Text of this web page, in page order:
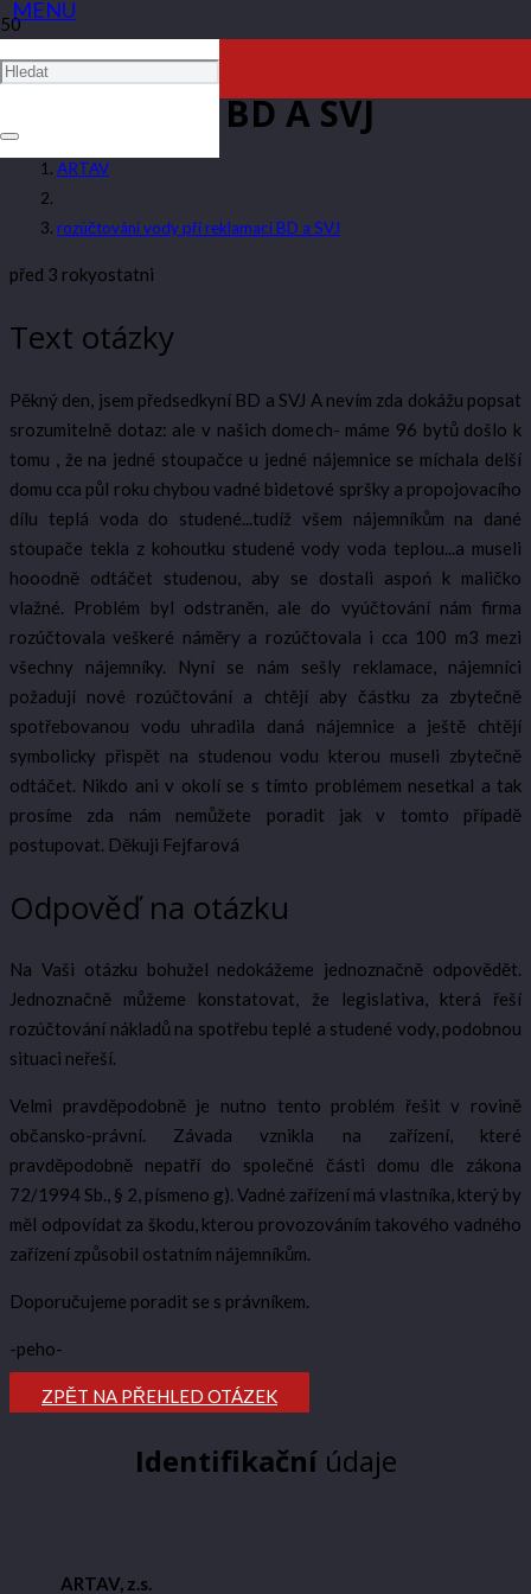
ROZÚČTOVÁNÍ VODY PŘI
REKLAMACI BD A SVJ
ARTAV
rozúčtování vody při reklamaci BD a SVJ
před 3 rokyostatni
Text otázky
Pěkný den, jsem předsedkyní BD a SVJ A nevím zda dokážu popsat
srozumitelně dotaz: ale v našich domech- máme 96 bytů došlo k
tomu , že na jedné stoupačce u jedné nájemnice se míchala delší
domu cca půl roku chybou vadné bidetové spršky a propojovacího
dílu teplá voda do studené...tudíž všem nájemníkům na dané
stoupače tekla z kohoutku studené vody voda teplou...a museli
hooodně odtáčet studenou, aby se dostali aspoń k maličko
vlažné. Problém byl odstraněn, ale do vyúčtování nám firma
rozúčtovala veškeré náměry a rozúčtovala i cca 100 m3 mezi
všechny nájemníky. Nyní se nám sešly reklamace, nájemníci
požadují nové rozúčtování a chtějí aby částku za zbytečně
spotřebovanou vodu uhradila daná nájemnice a ještě chtějí
symbolicky přispět na studenou vodu kterou museli zbytečně
odtáčet. Nikdo ani v okolí se s tímto problémem nesetkal a tak
prosíme zda nám nemůžete poradit jak v tomto případě
postupovat. Děkuji Fejfarová
Odpověď na otázku
Na Vaši otázku bohužel nedokážeme jednoznačně odpovědět.
Jednoznačně můžeme konstatovat, že legislativa, která řeší
rozúčtování nákladů na spotřebu teplé a studené vody, podobnou
situaci neřeší.
Velmi pravděpodobně je nutno tento problém řešit v rovině
občansko-právní. Závada vznikla na zařízení, které
pravděpodobně nepatří do společné části domu dle zákona
72/1994 Sb., § 2, písmeno g). Vadné zařízení má vlastníka, který by
měl odpovídat za škodu, kterou provozováním takového vadného
zařízení způsobil ostatním nájemníkům.
Doporučujeme poradit se s právníkem.
-peho-
ZPĚT NA PŘEHLED OTÁZEK
Identifikačníúdaje
ARTAV, z.s.